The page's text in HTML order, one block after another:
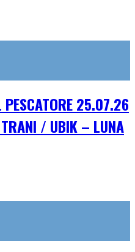
PESCATORE 25.07.26
/ UBIK – LUNA